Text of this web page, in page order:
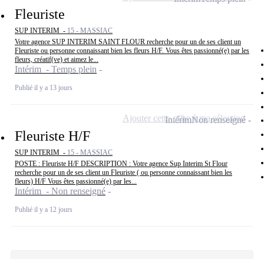
Fleuriste
SUP INTERIM - 15 - MASSIAC
Votre agence SUP INTERIM SAINT FLOUR recherche pour un de ses client un
Fleuriste ou personne connaissant bien les fleurs H/F. Vous êtes passionné(e) par les
fleurs, créatif(ve) et aimez le...
Intérim - Temps plein
Publié il y a 13 jours
Fleuriste H/F
SUP INTERIM - 15 - MASSIAC
POSTE : Fleuriste H/F DESCRIPTION : Votre agence Sup Interim St Flour
recherche pour un de ses client un Fleuriste ( ou personne connaissant bien les
fleurs) H/F Vous êtes passionné(e) par les...
Intérim - Non renseigné
Publié il y a 12 jours
IntérimNon renseigné
Ajouter cette offre à ma sélection